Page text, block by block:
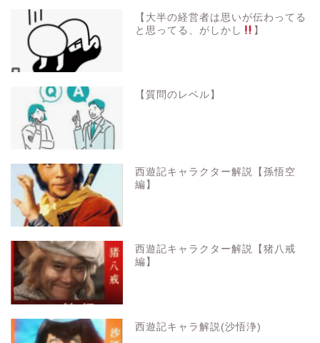
【大半の経営者は思いが伝わってる
と思ってる、がしかし
】
【質問のレベル】
西遊記キャラクター解説【孫悟空
編】
西遊記キャラクター解説【猪八戒
編】
西遊記キャラ解説(沙悟浄)